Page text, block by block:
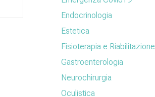
Endocrinologia
Estetica
Fisioterapia e Riabilitazione
Gastroenterologia
Neurochirurgia
Oculistica